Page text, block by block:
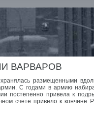
ВАРВАРОВ
размещенными
С годами в армию
постепенно привела к
счете привело к кончине